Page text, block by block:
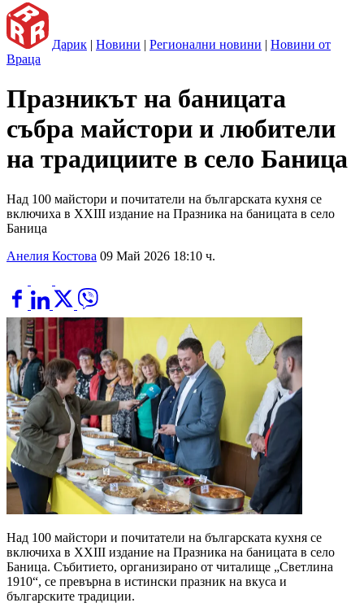
Дарик | Новини | Регионални новини | Новини от
Враца
Празникът на баницата
събра майстори и любители
на традициите в село Баница
Над 100 майстори и почитатели на българската кухня се
включиха в XXIII издание на Празника на баницата в село
Баница
Анелия Костова 09 Май 2026 18:10 ч.
Над 100 майстори и почитатели на българската кухня се
включиха в XXIII издание на Празника на баницата в село
Баница. Събитието, организирано от читалище „Светлина
1910“, се превърна в истински празник на вкуса и
българските традиции.